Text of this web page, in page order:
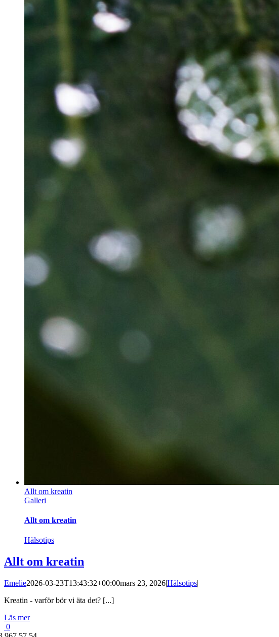
Allt om kreatin
Galleri
Allt om kreatin
Hälsotips
Allt om kreatin
Emelie2026-03-23T13:43:32+00:00mars 23, 2026|Hälsotips|
Kreatin - varför bör vi äta det? [...]
Läs mer
0